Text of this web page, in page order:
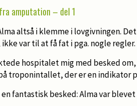
amputation – del 1
altså i klemme i lovgivningen.
var til at få fat i pga. nogle regler.
hospitalet mig med besked
troponintallet, der er en indikator
fantastisk besked: Alma var